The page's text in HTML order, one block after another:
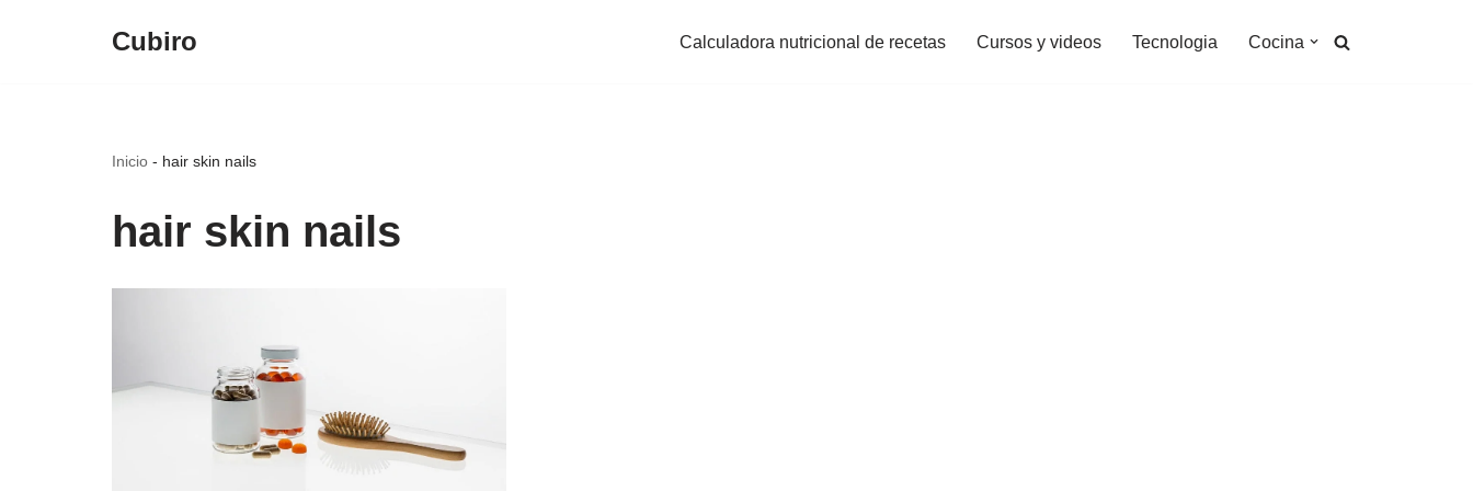
Cubiro Calculadora nutricional de recetas Cursos y videos Tecnologia Cocina
Inicio - hair skin nails
hair skin nails